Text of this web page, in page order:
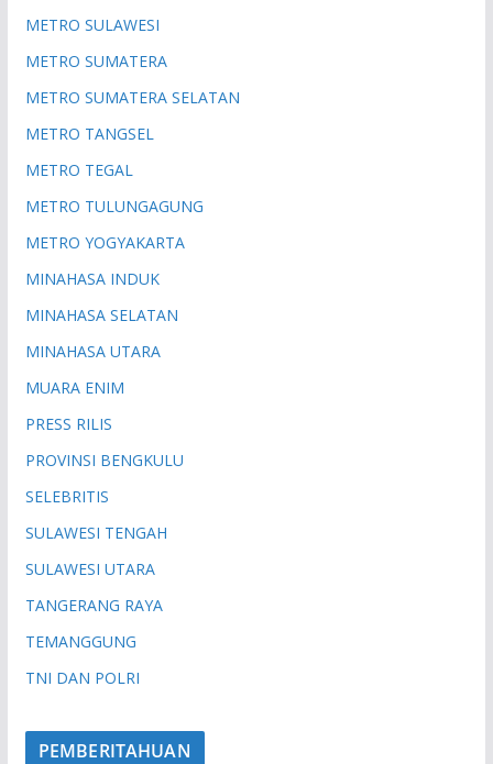
METRO SULAWESI
METRO SUMATERA
METRO SUMATERA SELATAN
METRO TANGSEL
METRO TEGAL
METRO TULUNGAGUNG
METRO YOGYAKARTA
MINAHASA INDUK
MINAHASA SELATAN
MINAHASA UTARA
MUARA ENIM
PRESS RILIS
PROVINSI BENGKULU
SELEBRITIS
SULAWESI TENGAH
SULAWESI UTARA
TANGERANG RAYA
TEMANGGUNG
TNI DAN POLRI
PEMBERITAHUAN